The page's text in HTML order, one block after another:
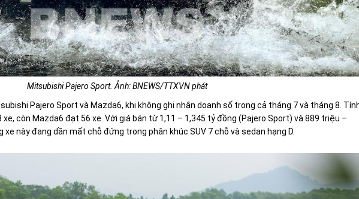
Mitsubishi Pajero Sport. Ảnh: BNEWS/TTXVN phát
Pajero Sport và Mazda6, khi không ghi nhận doanh số trong cả tháng 7 và tháng 8.
còn Mazda6 đạt 56 xe. Với giá bán từ 1,11 – 1,345 tỷ đồng (Pajero Sport) và 889 triệu –
này đang dần mất chỗ đứng trong phân khúc SUV 7 chỗ và sedan hạng D.